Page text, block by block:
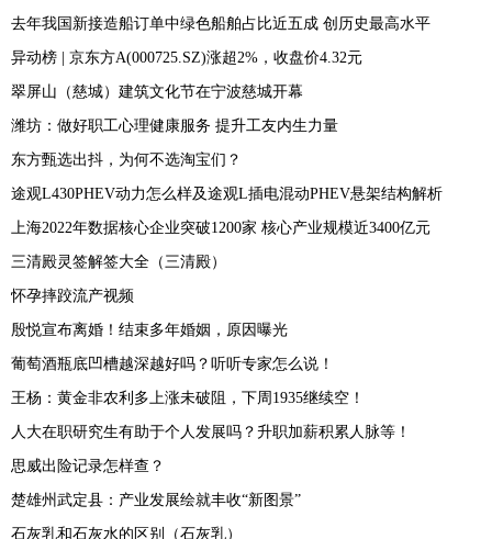
去年我国新接造船订单中绿色船舶占比近五成 创历史最高水平
异动榜 | 京东方A(000725.SZ)涨超2%，收盘价4.32元
翠屏山（慈城）建筑文化节在宁波慈城开幕
潍坊：做好职工心理健康服务 提升工友内生力量
东方甄选出抖，为何不选淘宝们？
途观L430PHEV动力怎么样及途观L插电混动PHEV悬架结构解析
上海2022年数据核心企业突破1200家 核心产业规模近3400亿元
三清殿灵签解签大全（三清殿）
怀孕摔跤流产视频
殷悦宣布离婚！结束多年婚姻，原因曝光
葡萄酒瓶底凹槽越深越好吗？听听专家怎么说！
王杨：黄金非农利多上涨未破阻，下周1935继续空！
人大在职研究生有助于个人发展吗？升职加薪积累人脉等！
思威出险记录怎样查？
楚雄州武定县：产业发展绘就丰收“新图景”
石灰乳和石灰水的区别（石灰乳）